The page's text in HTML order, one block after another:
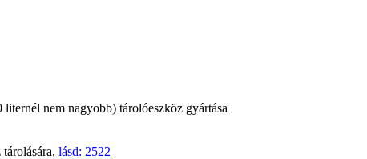
nem nagyobb) tárolóeszköz gyártása
lásd: 2522